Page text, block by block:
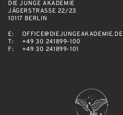
DIE JUNGE AKADEMIE
JÄGERSTRASSE 22/23
10117 BERLIN
E:
OFFICE@DIEJUNGEAKADEMIE.DE
T:
+49 30 241899-100
F:
+49 30 241899-101